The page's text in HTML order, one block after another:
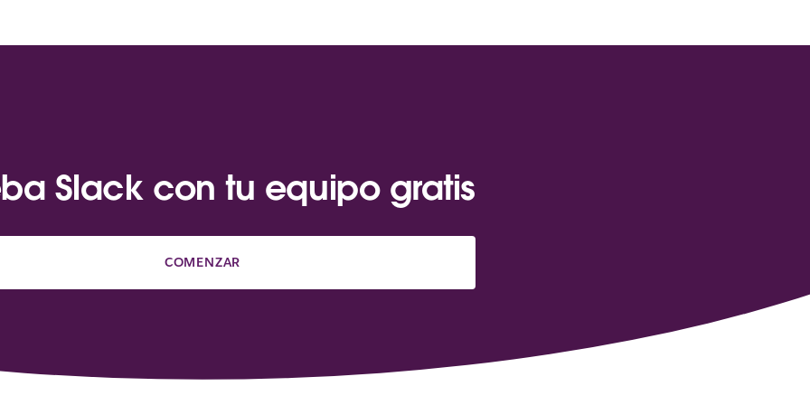
Slack con tu equipo gratis
COMENZAR